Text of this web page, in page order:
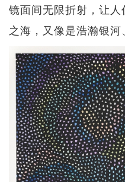
镜面间无限折射，让
之海，又像是浩瀚银河